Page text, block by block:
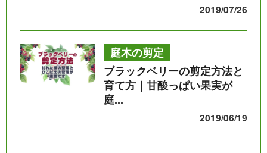
2019/07/26
庭木の剪定
ブラックベリーの剪定方法と
育て方｜甘酸っぱい果実が
庭...
2019/06/19